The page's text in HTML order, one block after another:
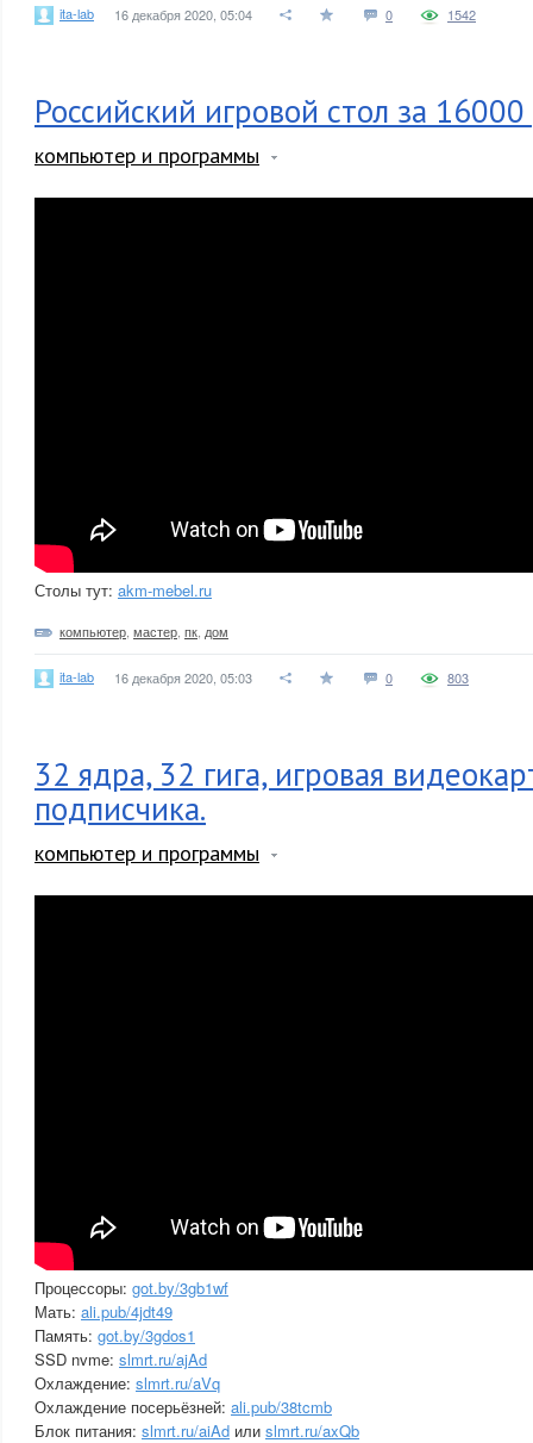
ita-lab 16 декабря 2020, 05:04 0 1542
Российский игровой стол за
компьютер и программы
Столы тут: akm-mebel.ru
компьютер мастер пк дом
ita-lab 16 декабря 2020, 05:03 0 803
32 ядра, 32 гига, игровая
подписчика.
компьютер и программы
Процессоры: got.by/3gb1wf
Мать: ali.pub/4jdt49
Память: got.by/3gdos1
SSD nvme: slmrt.ru/ajAd
Охлаждение: slmrt.ru/aVq
Охлаждение посерьёзней: ali.pub/38tcmb
Блок питания: slmrt.ru/aiAd или slmrt.ru/axQb